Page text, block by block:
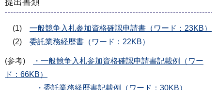
(1) 一般競争入札参加資格確認申請書（ワード：23KB）
(2) 委託業務経歴書（ワード：22KB）
(参考)
・一般競争入札参加資格確認申請書記載例（ワー
ド：66KB）
・委託業務経歴書記載例（ワード：30KB）